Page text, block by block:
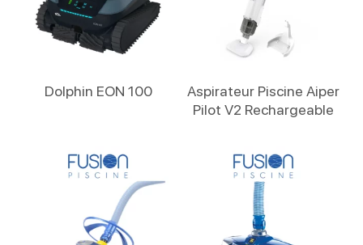
Dolphin EON 100
Aspirateur Piscine Aiper
Pilot V2 Rechargeable